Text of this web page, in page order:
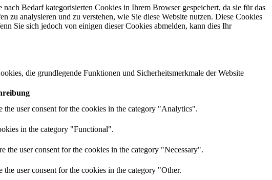
nach Bedarf kategorisierten Cookies in Ihrem Browser gespeichert, da sie für das
zu analysieren und zu verstehen, wie Sie diese Website nutzen. Diese Cookies
Sie sich jedoch von einigen dieser Cookies abmelden, kann dies Ihr
die grundlegende Funktionen und Sicherheitsmerkmale der Website
user consent for the cookies in the category "Analytics".
in the category "Functional".
user consent for the cookies in the category "Necessary".
user consent for the cookies in the category "Other.